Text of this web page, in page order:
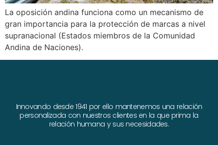
La oposición andina funciona como un mecanismo de
gran importancia para la protección de marcas a nivel
supranacional (Estados miembros de la Comunidad
Andina de Naciones).
Innovando desde 1941 por ello mantenemos una relación
personalizada con nuestros clientes en la que prima la
relación humana y sus necesidades.